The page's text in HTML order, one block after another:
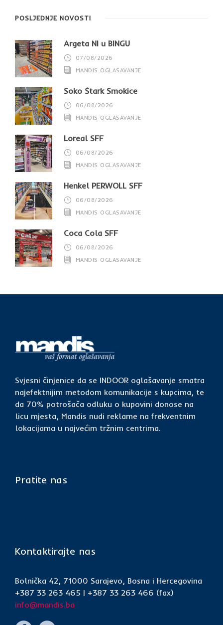
POSLJEDNJE NOVOSTI
Argeta NI u BINGU
07/08/2026
MANDIS OGLASAVANJE
Soko Štark Smokice
06/08/2026
MANDIS OGLASAVANJE
Loreal SFF
06/08/2026
MANDIS OGLASAVANJE
Henkel PERWOLL SFF
06/08/2026
MANDIS OGLASAVANJE
Coca Cola SFF
06/08/2026
MANDIS OGLASAVANJE
Svjesni činjenice da se INDOOR oglašavanje smatra
najefektnijim metodom komunikacije s kupcima, te
da 70% potrošača odluku o kupovini donose na
licu mjesta, Mandis nudi reklame na frekventnim
lokacijama u najvećim tržnim centrima.
Pratite nas
Kontaktirajte nas
Bolnička 42, 71000 Sarajevo, Bosna i Hercegovina
+387 33 263 465 | +387 33 263 466 (fax)
info@mandis.ba